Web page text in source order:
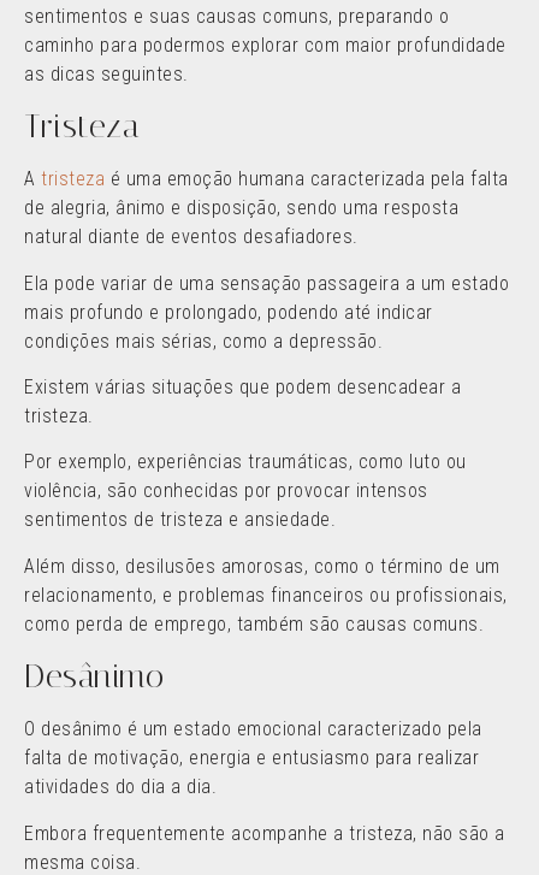
sentimentos e suas causas comuns, preparando o
caminho para podermos explorar com maior profundidade
as dicas seguintes.
Tristeza
A tristeza é uma emoção humana caracterizada pela falta
de alegria, ânimo e disposição, sendo uma resposta
natural diante de eventos desafiadores.
Ela pode variar de uma sensação passageira a um estado
mais profundo e prolongado, podendo até indicar
condições mais sérias, como a depressão.
Existem várias situações que podem desencadear a
tristeza.
Por exemplo, experiências traumáticas, como luto ou
violência, são conhecidas por provocar intensos
sentimentos de tristeza e ansiedade.
Além disso, desilusões amorosas, como o término de um
relacionamento, e problemas financeiros ou profissionais,
como perda de emprego, também são causas comuns.
Desânimo
O desânimo é um estado emocional caracterizado pela
falta de motivação, energia e entusiasmo para realizar
atividades do dia a dia.
Embora frequentemente acompanhe a tristeza, não são a
mesma coisa.